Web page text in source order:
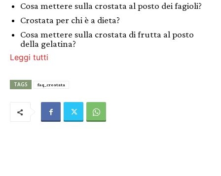
Cosa mettere sulla crostata al posto dei fagioli?
Crostata per chi è a dieta?
Cosa mettere sulla crostata di frutta al posto
della gelatina?
Leggi tutti
TAGS faq_crostata